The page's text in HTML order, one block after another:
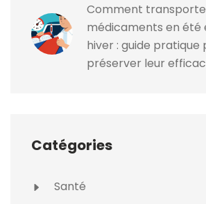
Comment
médicaments en été
hiver : guide pratique
préserver leur
Catégories
Santé